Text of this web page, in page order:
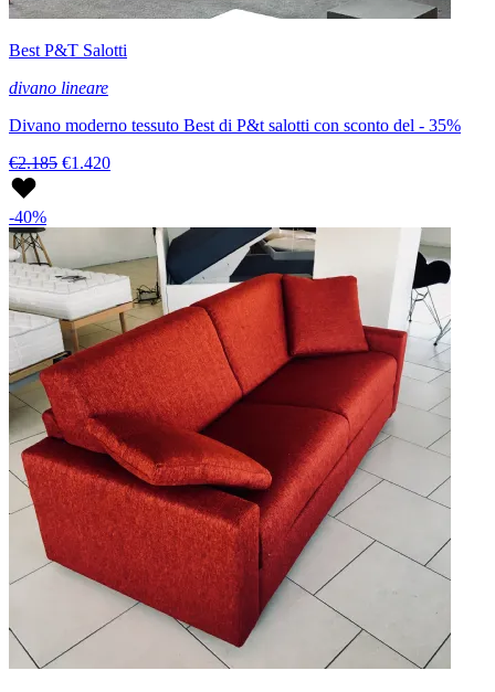
Best P&T Salotti
divano lineare
Divano moderno tessuto Best di P&t salotti con sconto del - 35%
€2.185 €1.420
-40%